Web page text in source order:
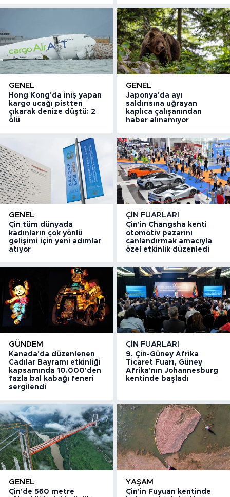
GENEL
Hong Kong'da iniş yapan
kargo uçağı pistten
çıkarak denize düştü: 2
ölü
GENEL
Japonya'da ayı
saldırısına uğrayan
kaplıca çalışanından
haber alınamıyor
GENEL
Çin tüm dünyada
kadınların çok yönlü
gelişimi için yeni adımlar
atıyor
ÇIN FUARLARI
Çin'in Changsha kenti
otomotiv pazarını
canlandırmak amacıyla
özel etkinlik düzenledi
GÜNDEM
Kanada'da düzenlenen
Cadılar Bayramı etkinliği
kapsamında 10.000'den
fazla bal kabağı feneri
sergilendi
ÇIN FUARLARI
9. Çin-Güney Afrika
Ticaret Fuarı, Güney
Afrika'nın Johannesburg
kentinde başladı
GENEL
Çin'de 560 metre
YAŞAM
Çin'in Fuyuan kentinde